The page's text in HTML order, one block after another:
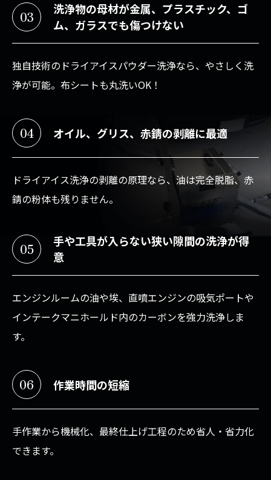
03
洗浄物の母材が金属、プラスチック、ゴ
ム、ガラスでも傷つけない
独自技術のドライアイスパウダー洗浄なら、やさしく洗
浄が可能。布シートも丸洗いOK！
04 オイル、グリス、赤錆の剥離に最適
ドライアイス洗浄の剥離の原理なら、油は完全脱脂、赤
錆の粉体も残りません。
05
手や工具が入らない狭い隙間の洗浄が得
意
エンジンルームの油や埃、直噴エンジンの吸気ポートや
インテークマニホールド内のカーボンを強力洗浄しま
す。
06 作業時間の短縮
手作業から機械化、最終仕上げ工程のため省人・省力化
できます。